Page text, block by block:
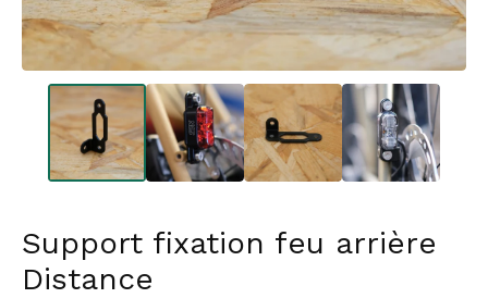
Support fixation feu arrière
Distance